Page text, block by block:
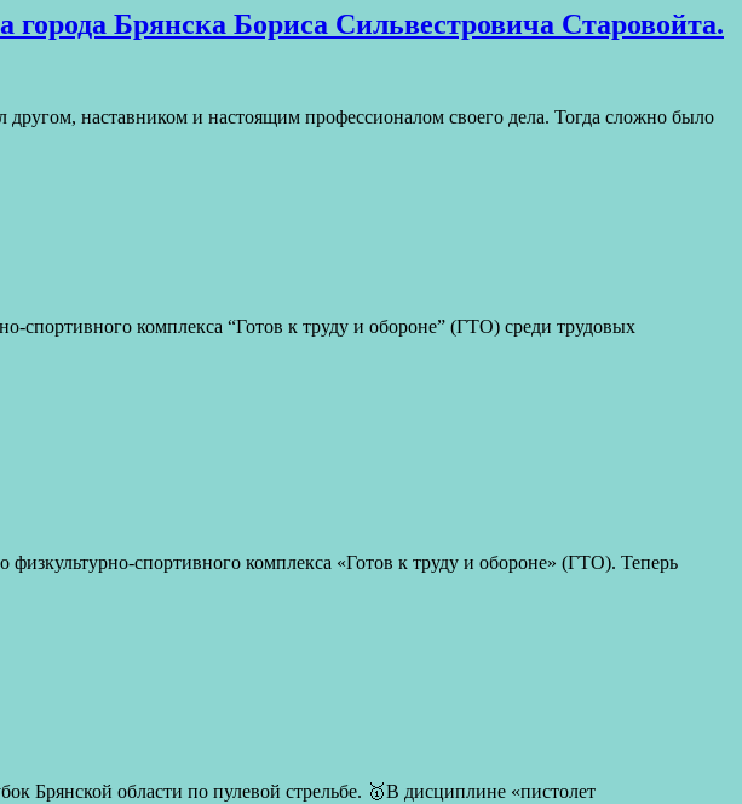
города Брянска Бориса Сильвестровича Старовойта.
наставником и настоящим профессионалом своего дела. Тогда сложно было
спортивного комплекса “Готов к труду и обороне” (ГТО) среди трудовых
спортивного комплекса «Готов к труду и обороне» (ГТО). Теперь
Брянской области по пулевой стрельбе. 🥇В дисциплине «пистолет